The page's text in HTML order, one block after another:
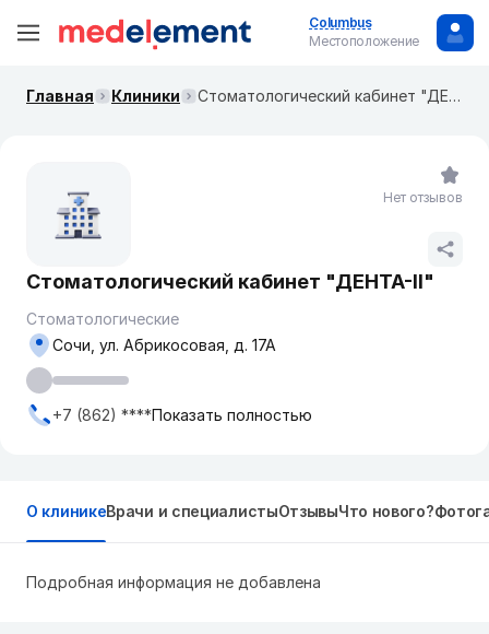
Columbus
Местоположение
Главная Клиники Стоматологический кабинет "ДЕНТА-II"
Стоматологический кабинет "ДЕНТА-II"
Стоматологические
Сочи, ул. Абрикосовая, д. 17А
+7 (862) ****Показать полностью
Нет отзывов
О клиникеВрачи и специалистыОтзывыЧто нового?
Подробная информация не добавлена